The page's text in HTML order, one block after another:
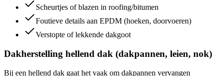
Scheurtjes of blazen in roofing/bitumen
Foutieve details aan EPDM (hoeken, doorvoeren)
Verstopte of lekkende dakgoot
Dakherstelling hellend dak (dakpannen, leien, nok)
Bij een hellend dak gaat het vaak om dakpannen vervangen